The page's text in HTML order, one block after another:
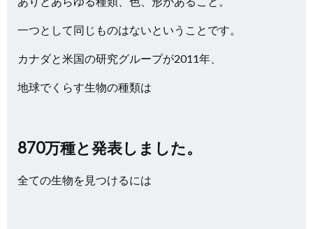
一つとして同じものはないということです。
カナダと米国の研究グループが2011年、
地球でくらす生物の種類は
870万種と発表しました。
全ての生物を見つけるには